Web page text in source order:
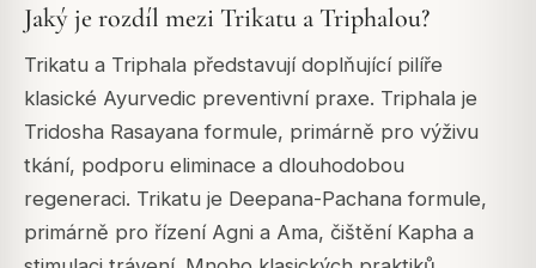
Jaký je rozdíl mezi Trikatu a Triphalou?
Trikatu a Triphala představují doplňující pilíře
klasické Ayurvedic preventivní praxe. Triphala je
Tridosha Rasayana formule, primárně pro výživu
tkání, podporu eliminace a dlouhodobou
regeneraci. Trikatu je Deepana-Pachana formule,
primárně pro řízení Agni a Ama, čištění Kapha a